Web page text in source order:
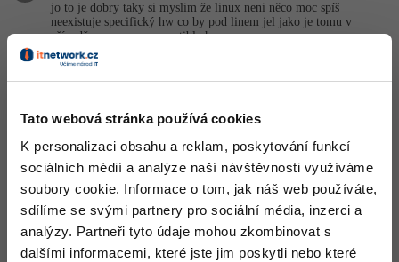
Tato webová stránka používá cookies
K personalizaci obsahu a reklam, poskytování funkcí
sociálních médií a analýze naší návštěvnosti využíváme
soubory cookie. Informace o tom, jak náš web používáte,
sdílíme se svými partnery pro sociální média, inzerci a
analýzy. Partneři tyto údaje mohou zkombinovat s
dalšími informacemi, které jste jim poskytli nebo které
jo to je dobry taky si myslim že linux neni něco moc spíš
neexistuje specifický hw co by pod linem jel jako je tomu v
případě macu mac compatible hw
honza30:
tak bohuzel wintermute lite na osx a dalsi vyzaduje xcode coz ja
nic nechci kompilovat na macu uz jsem jednou zhuntoval system
normální wintermute ve winehq hned po spusteni hlasi nebyly
nalezeny soubory, nutne pro spusteni hry. Zkusim to tedy na
windows, ale v budoucnu bych to chtěl nějak portovat aby si
majitelé maců nemsueli kupovat drahou krabicovou verzi win7 do
bootcampu